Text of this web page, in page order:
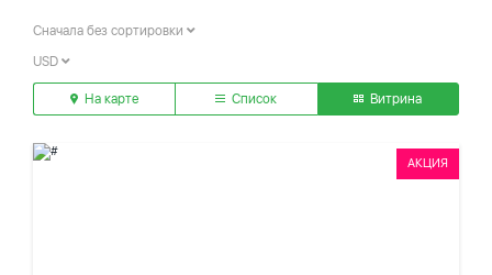
Сначала без сортировки
USD
На карте Список Витрина
АКЦИЯ